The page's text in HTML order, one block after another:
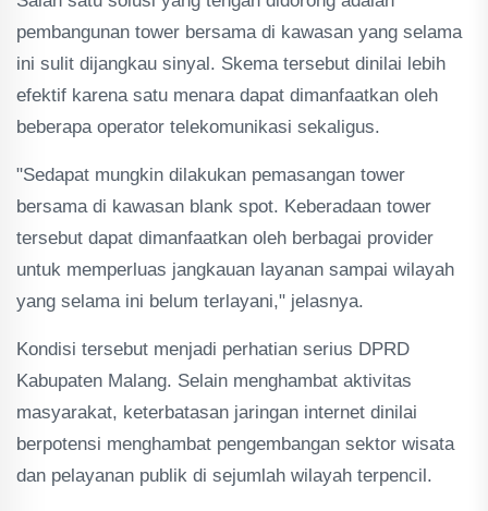
pembangunan tower bersama di kawasan yang selama
ini sulit dijangkau sinyal. Skema tersebut dinilai lebih
efektif karena satu menara dapat dimanfaatkan oleh
beberapa operator telekomunikasi sekaligus.
"Sedapat mungkin dilakukan pemasangan tower
bersama di kawasan blank spot. Keberadaan tower
tersebut dapat dimanfaatkan oleh berbagai provider
untuk memperluas jangkauan layanan sampai wilayah
yang selama ini belum terlayani," jelasnya.
Kondisi tersebut menjadi perhatian serius DPRD
Kabupaten Malang. Selain menghambat aktivitas
masyarakat, keterbatasan jaringan internet dinilai
berpotensi menghambat pengembangan sektor wisata
dan pelayanan publik di sejumlah wilayah terpencil.